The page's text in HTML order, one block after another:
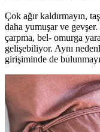
Çok ağır kaldırmayın,
daha yumuşar ve
çarpma, bel- omurga
gelişebiliyor. Aynı
girişiminde de